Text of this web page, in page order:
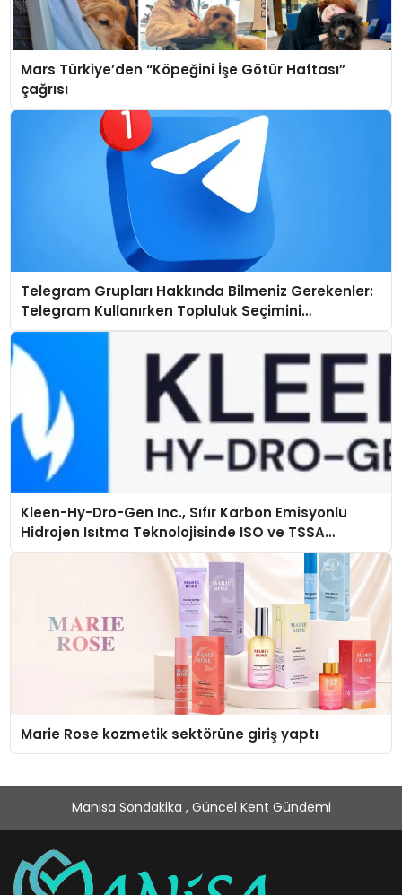
Mars Türkiye’den “Köpeğini İşe Götür Haftası”
çağrısı
Telegram Grupları Hakkında Bilmeniz Gerekenler:
Telegram Kullanırken Topluluk Seçimini
Kolaylaştırın
Kleen-Hy-Dro-Gen Inc., Sıfır Karbon Emisyonlu
Hidrojen Isıtma Teknolojisinde ISO ve TSSA
Düzenleyici Onaylarını Aldı
Marie Rose kozmetik sektörüne giriş yaptı
Manisa Sondakika , Güncel Kent Gündemi